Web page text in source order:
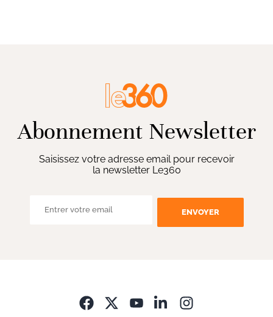
Abonnement Newsletter
Saisissez votre adresse email pour recevoir
la newsletter Le360
ENVOYER